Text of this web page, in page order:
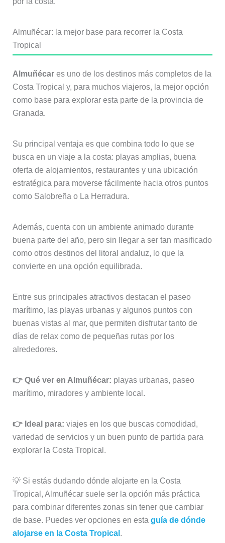
Almuñécar: la mejor base para recorrer la Costa
Tropical
Almuñécares uno de los destinos más completos de la
Costa Tropical y, para muchos viajeros, la mejor opción
como base para explorar esta parte de la provincia de
Granada.
Su principal ventaja es que combina todo lo que se
busca en un viaje a la costa: playas amplias, buena
oferta de alojamientos, restaurantes y una ubicación
estratégica para moverse fácilmente hacia otros puntos
como Salobreña o La Herradura.
Además, cuenta con un ambiente animado durante
buena parte del año, pero sin llegar a ser tan masificado
como otros destinos del litoral andaluz, lo que la
convierte en una opción equilibrada.
Entre sus principales atractivos destacan el paseo
marítimo, las playas urbanas y algunos puntos con
buenas vistas al mar, que permiten disfrutar tanto de
días de relax como de pequeñas rutas por los
alrededores.
👉 Qué ver en Almuñécar: playas urbanas, paseo
marítimo, miradores y ambiente local.
👉 Ideal para: viajes en los que buscas comodidad,
variedad de servicios y un buen punto de partida para
explorar la Costa Tropical.
💡 Si estás dudando dónde alojarte en la Costa
Tropical, Almuñécar suele ser la opción más práctica
para combinar diferentes zonas sin tener que cambiar
de base. Puedes ver opciones en esta guía de dónde
alojarse en la Costa Tropical .